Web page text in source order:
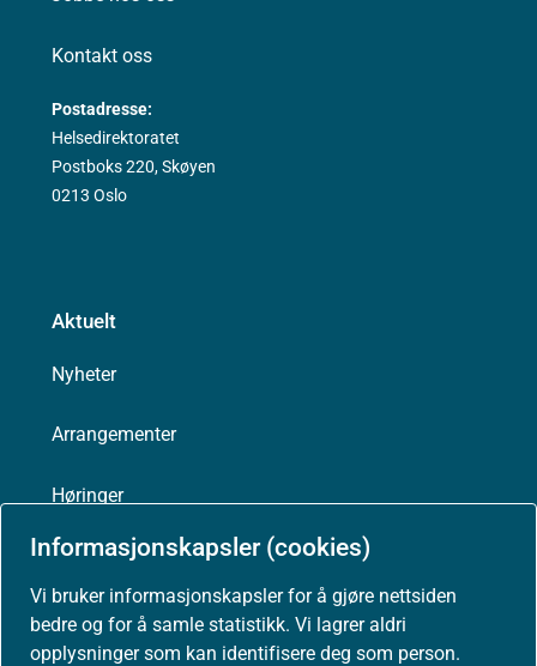
Informasjonskapsler (cookies)
Vi bruker informasjonskapsler for å gjøre nettsiden
bedre og for å samle statistikk. Vi lagrer aldri
opplysninger som kan identifisere deg som person.
Kontakt oss
Postadresse:
Helsedirektoratet
Postboks 220, Skøyen
0213 Oslo
Aktuelt
Nyheter
Arrangementer
Høringer
Presse